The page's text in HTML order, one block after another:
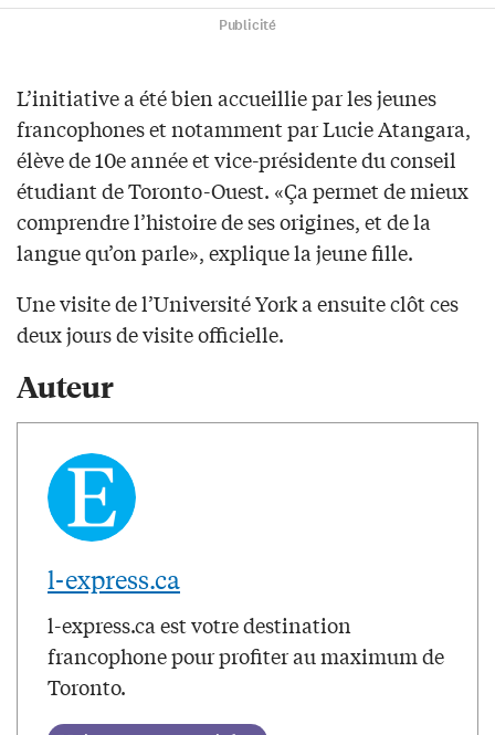
Publicité
L’initiative a été bien accueillie par les jeunes
francophones et notamment par Lucie Atangara,
élève de 10e année et vice-présidente du conseil
étudiant de Toronto-Ouest. «Ça permet de mieux
comprendre l’histoire de ses origines, et de la
langue qu’on parle», explique la jeune fille.
Une visite de l’Université York a ensuite clôt ces
deux jours de visite officielle.
Auteur
l-express.ca
l-express.ca est votre destination
francophone pour profiter au maximum de
Toronto.